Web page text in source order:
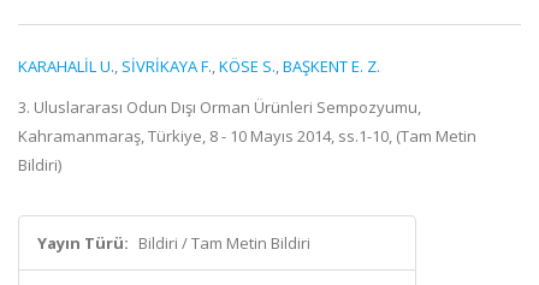
KARAHALİL U., SİVRİKAYA F.,KÖSE S.,BAŞKENT E. Z.
3. Uluslararası Odun Dışı Orman Ürünleri Sempozyumu,
Kahramanmaraş, Türkiye, 8 - 10 Mayıs 2014, ss.1-10, (Tam Metin
Bildiri)
Yayın Türü: Bildiri / Tam Metin Bildiri